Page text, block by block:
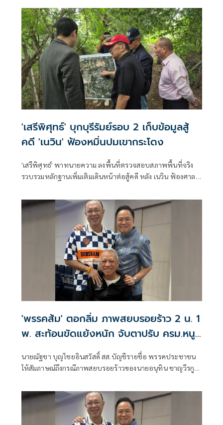
'เสรีพิศุทธ์' บุกบุรีรัมย์รอบ 2 เก็บข้อมูลสู้
คดี 'เนวิน' ฟ้องหมิ่นปมเขากระโดง
'เสรีพิศุทธ์' พาทนายความ ลงพื้นที่ตรวจสอบสภาพพื้นที่จริง
รวบรวมหลักฐานเพิ่มเติมเดินหน้าต่อสู้คดี หลัง เนวิน ฟ้องศาล
รอยการขุดเปิดทางน้ำที่เคยถมรุกล้ำลำรางสาธารณะ ยันไม่ไกล่
เกลี่ยเพื่อพิสูจน์ความจริง ลั่นหาก 'เนวิน ชิดชอบ' ยอมรับบุกรุก
ที่รถไฟจริงถึงจะยอม
'พรรคส้ม' ตอกลิ่ม ภาพสยบรอยร้าว 2 น. 1
พ. สะท้อนขัดแย้งหนัก จับตาปรับ ครม.หนู
2 จูบปากหรือเขี่ยทิ้ง
นายณัฐชา บุญไชยอินสวัสดิ์ สส.บัญชีรายชื่อ พรรคประชาชน
ให้สัมภาษณ์ถึงกรณีภาพสยบรอยร้าวของนายอนุทิน ชาญวีรกูล
หัวหน้าพรรคภูมิใจไทย กับนายเนวิน ชิดชอบ ประธานสโมสร
ฟุตบอลบุรีรัมย์ยูไนเต็ด และนายพิพัฒน์ รัชกิจประการ รอง
นายกรัฐมนตรี และรัฐมนตรีว่าการกระทรวงคมนาคม